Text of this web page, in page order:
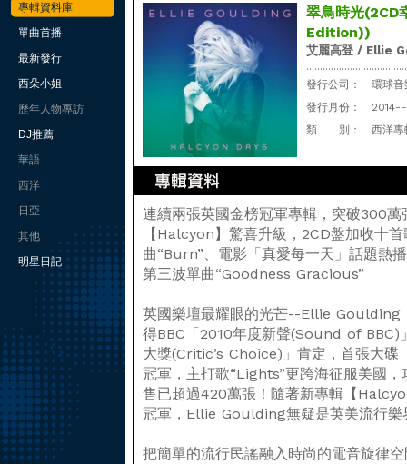
專輯資料庫
單曲首播
最新發行
西朵小姐
歷年人物專訪
DJ推薦
華語
西洋
日亞
其他
明星日記
翠鳥時光
Edition))
艾麗高登 / Ellie
發行公司：
環球
發行月份：
2014-
類 別：
西洋專
連續兩張英國金榜冠軍專輯，突破300
【Halcyon】驚喜升級，2CD盤加收十
曲“Burn”、電影「真愛每一天」話題
第三波單曲“Goodness Gracious”
英國樂壇最耀眼的光芒--Ellie Goulding
得BBC「2010年度新聲(Sound of BBC)
大獎(Critic’s Choice)」肯定，首張大
冠軍，主打歌“Lights”更跨海征服美國
售已超過420萬張！隨著新專輯【
冠軍，Ellie Goulding無疑是英美流行樂
把簡單的流行民謠融入時尚的電音旋律